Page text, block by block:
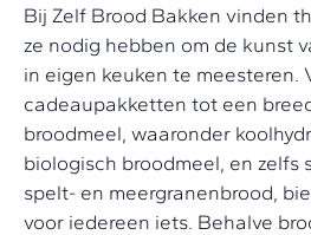
Bij Zelf Brood Bakken vinden
ze nodig hebben om de kunst
in eigen keuken te meesteren.
cadeaupakketten tot een
broodmeel, waaronder
biologisch broodmeel, en zelfs
spelt- en meergranenbrood,
voor iedereen iets. Behalve